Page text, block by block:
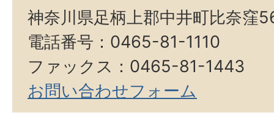
神奈川県足柄上郡中井町比奈窪
電話番号：0465-81-1110
ファックス：0465-81-1443
お問い合わせフォーム